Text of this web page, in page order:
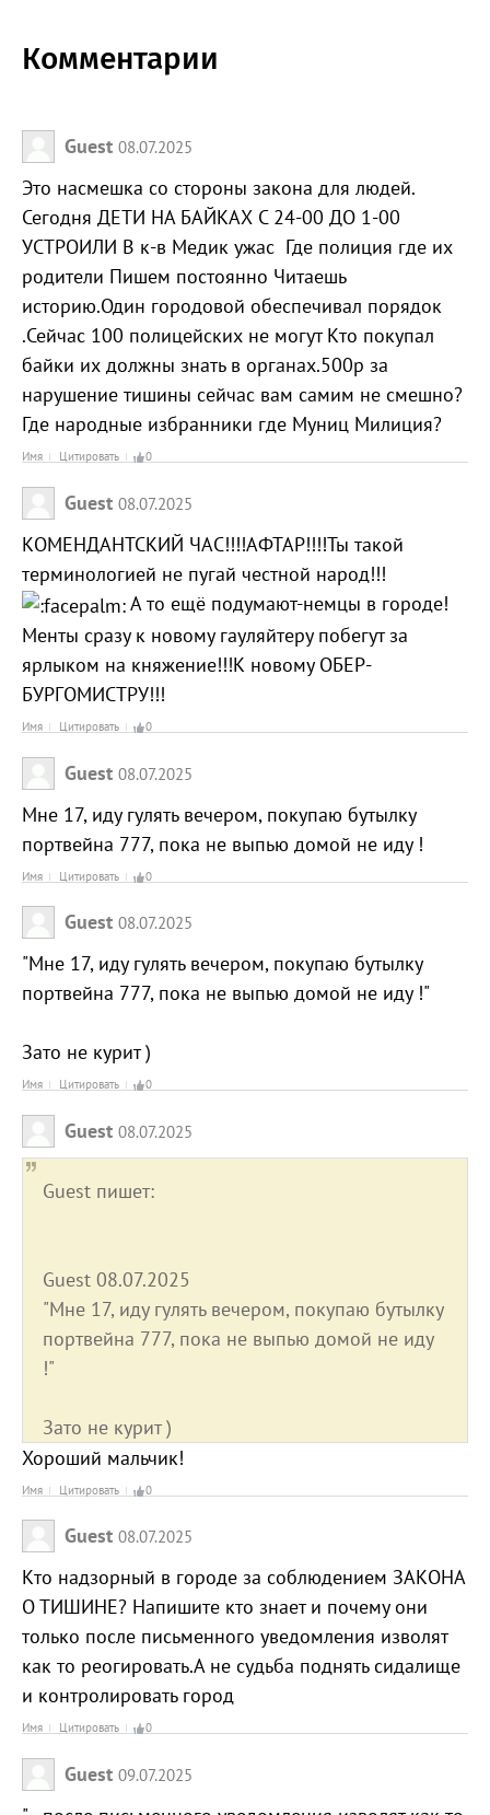
Комментарии
Guest 08.07.2025
Это насмешка со стороны закона для людей.
Сегодня ДЕТИ НА БАЙКАХ С 24-00 ДО 1-00
УСТРОИЛИ В к-в Медик ужас Где полиция где их
родители Пишем постоянно Читаешь
историю.Один городовой обеспечивал порядок
.Сейчас 100 полицейских не могут Кто покупал
байки их должны знать в органах.500р за
нарушение тишины сейчас вам самим не смешно?
Где народные избранники где Муниц Милиция?
Имя Цитировать 0
Guest 08.07.2025
КОМЕНДАНТСКИЙ ЧАС!!!!АФТАР!!!!Ты такой
терминологией не пугай честной народ!!!
А то ещё подумают-немцы в городе!
Менты сразу к новому гауляйтеру побегут за
ярлыком на княжение!!!К новому ОБЕР-
БУРГОМИСТРУ!!!
Имя Цитировать 0
Guest 08.07.2025
Мне 17, иду гулять вечером, покупаю бутылку
портвейна 777, пока не выпью домой не иду !
Имя Цитировать 0
Guest 08.07.2025
"Мне 17, иду гулять вечером, покупаю бутылку
портвейна 777, пока не выпью домой не иду !"
Зато не курит )
Имя Цитировать 0
Guest 08.07.2025
Guest пишет:
Guest 08.07.2025
"Мне 17, иду гулять вечером, покупаю бутылку
портвейна 777, пока не выпью домой не иду
!"
Зато не курит )
Хороший мальчик!
Имя Цитировать 0
Guest 08.07.2025
Кто надзорный в городе за соблюдением ЗАКОНА
О ТИШИНЕ? Напишите кто знает и почему они
только после письменного уведомления изволят
как то реогировать.А не судьба поднять сидалище
и контролировать город
Имя Цитировать 0
Guest 09.07.2025